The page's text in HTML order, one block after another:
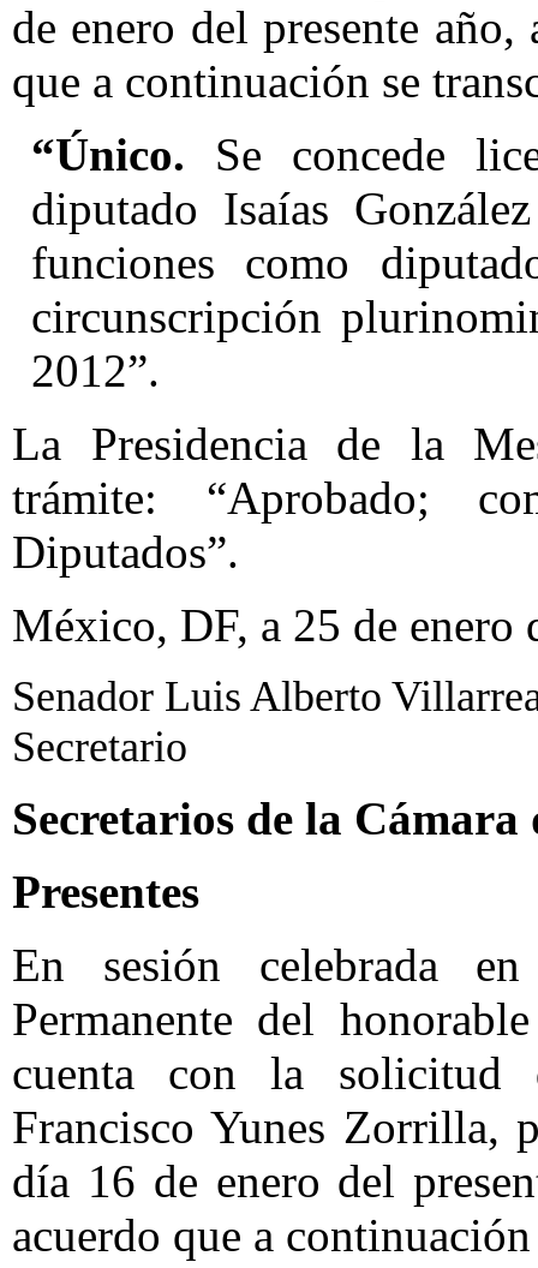
de enero del presente
que a continuación se
“Único. Se concede
diputado Isaías
funciones como
circunscripción
2012”.
La Presidencia de la
trámite: “Aprobado;
Diputados”.
México, DF, a 25 de enero
Senador Luis Alberto
Secretario
Secretarios de la Cámara
Presentes
En sesión celebrada
Permanente del
cuenta con la solicitud
Francisco Yunes Zorrilla,
día 16 de enero del
acuerdo que a